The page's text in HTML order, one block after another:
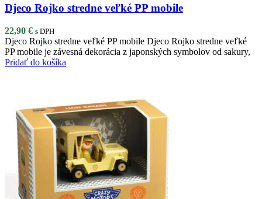
Djeco Rojko stredne veľké PP mobile
22,90 € s DPH
Djeco Rojko stredne veľké PP mobile Djeco Rojko stredne veľké
PP mobile je závesná dekorácia z japonských symbolov od sakury,
Pridať do košíka